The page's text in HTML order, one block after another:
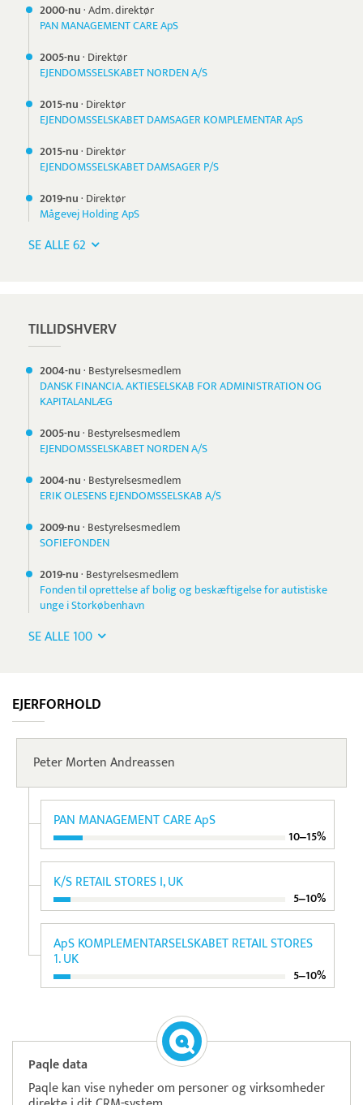
2000-nu·Adm. direktør
PAN MANAGEMENT CARE ApS
2005-nu· Direktør
EJENDOMSSELSKABET NORDEN A/S
2015-nu· Direktør
EJENDOMSSELSKABET DAMSAGER KOMPLEMENTAR ApS
2015-nu· Direktør
EJENDOMSSELSKABET DAMSAGER P/S
2019-nu· Direktør
Mågevej Holding ApS
SE ALLE 62
TILLIDSHVERV
2004-nu· Bestyrelsesmedlem
DANSK FINANCIA. AKTIESELSKAB FOR ADMINISTRATION OG
KAPITALANLÆG
2005-nu· Bestyrelsesmedlem
EJENDOMSSELSKABET NORDEN A/S
2004-nu· Bestyrelsesmedlem
ERIK OLESENS EJENDOMSSELSKAB A/S
2009-nu· Bestyrelsesmedlem
SOFIEFONDEN
2019-nu· Bestyrelsesmedlem
Fonden til oprettelse af bolig og beskæftigelse for autistiske
unge i Storkøbenhavn
SE ALLE 100
EJERFORHOLD
Peter Morten Andreassen
PAN MANAGEMENT CARE ApS
10‒15%
K/S RETAIL STORES I, UK
5‒10%
ApS KOMPLEMENTARSELSKABET RETAIL STORES
1. UK
5‒10%
Paqle data
Paqle kan vise nyheder om personer og virksomheder